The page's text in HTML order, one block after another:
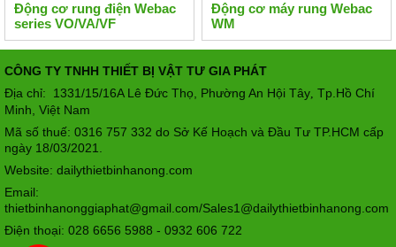
Động cơ rung điện Webac
series VO/VA/VF
Động cơ máy rung Webac
WM
CÔNG TY TNHH THIẾT BỊ VẬT TƯ GIA PHÁT
Địa chỉ: 1331/15/16A Lê Đức Thọ, Phường An Hội Tây, Tp.Hồ Chí
Minh, Việt Nam
Mã số thuế: 0316 757 332 do Sở Kế Hoạch và Đầu Tư TP.HCM cấp
ngày 18/03/2021.
Website: dailythietbinhanong.com
Email:
thietbinhanonggiaphat@gmail.com/Sales1@dailythietbinhanong.com
Điện thoại: 028 6656 5988 - 0932 606 722